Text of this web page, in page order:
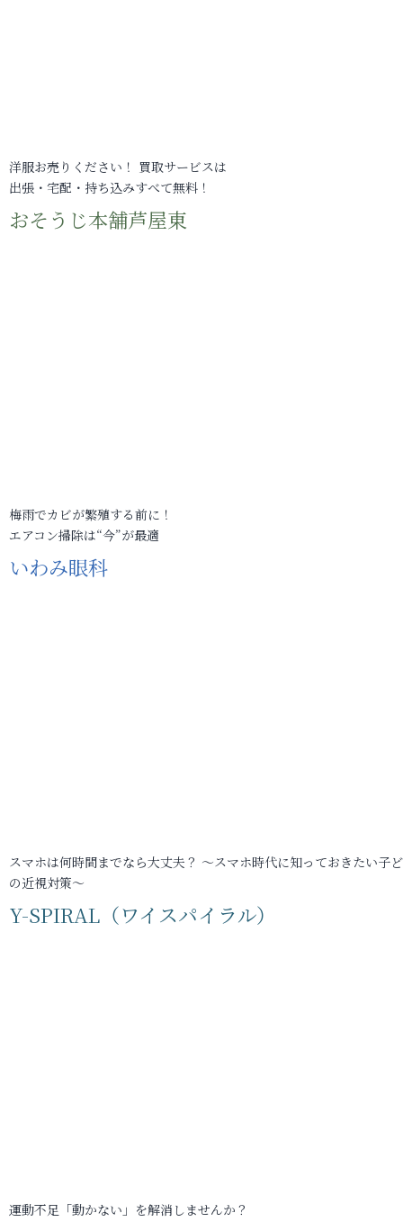
洋服お売りください！ 買取サービスは
出張・宅配・持ち込みすべて無料！
おそうじ本舗芦屋東
梅雨でカビが繁殖する前に！
エアコン掃除は“今”が最適
いわみ眼科
スマホは何時間までなら大丈夫？ ～スマホ時代に知っておきたい子
の近視対策～
Y-SPIRAL（ワイスパイラル）
運動不足「動かない」を解消しませんか？